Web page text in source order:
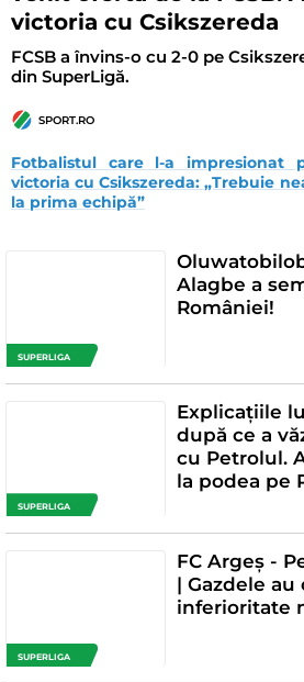
victoria cu Csikszereda
FCSB a învins-o cu 2-0 pe
din SuperLigă.
SPORT.RO
Fotbalistul care l-a impresionat
victoria cu Csikszereda: „Trebuie
la prima echipă”
SUPERLIGA
Alagbe a
României!
SUPERLIGA
Explicațiile
după ce a
cu Petrolul.
la podea pe
SUPERLIGA
FC Argeș -
| Gazdele
inferioritate